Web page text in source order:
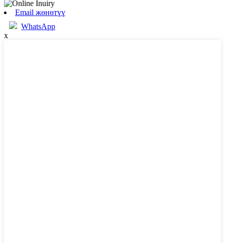
Email жөнөтүү
WhatsApp
x